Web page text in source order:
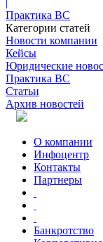
Практика ВС
Категории статей
Новости компании
Кейсы
Юридические
Практика ВС
Статьи
Архив новостей
О компании
Инфоцентр
Контакты
Партнеры
Банкротство